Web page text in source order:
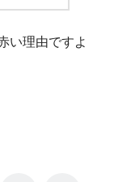
い理由ですよ